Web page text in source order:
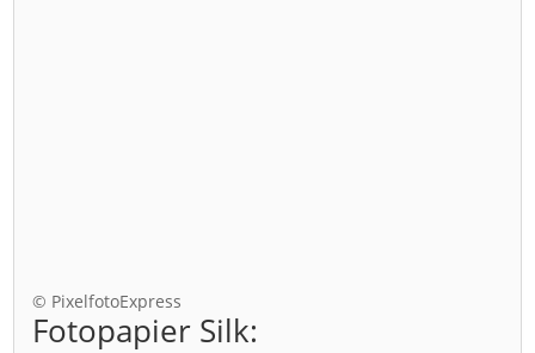
© PixelfotoExpress
Fotopapier Silk: